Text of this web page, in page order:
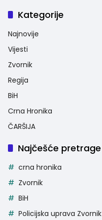
Kategorije
Najnovije
Vijesti
Zvornik
Regija
BiH
Crna Hronika
ČARŠIJA
Najčešće pretrage
crna hronika
Zvornik
BiH
Policijska uprava Zvornik